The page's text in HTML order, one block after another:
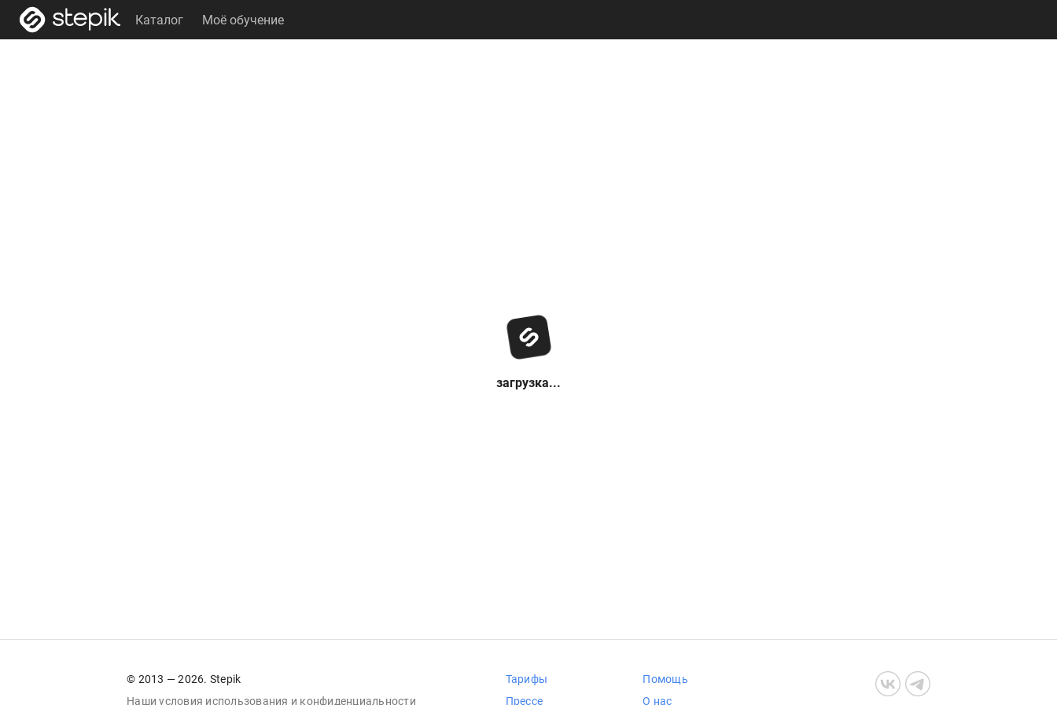
Каталог Моё обучение
загрузка...
© 2013 — 2026. Stepik
Наши условия использования и конфиденциальности
Тарифы
Прессе
Помощь
О нас